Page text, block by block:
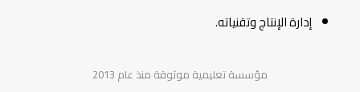
إدارة الإنتاج وتقنياته.
مؤسسة تعليمية موثوقة منذ عام 2013